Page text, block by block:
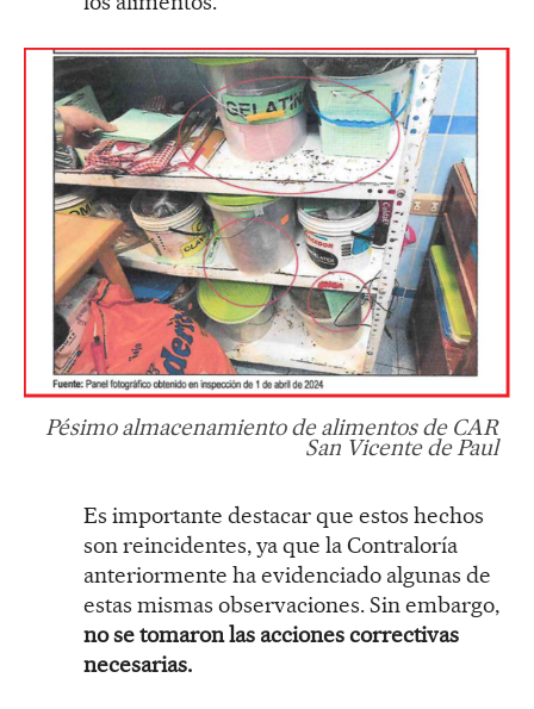
Pésimo almacenamiento de alimentos de CAR
San Vicente de Paul
Es importante destacar que estos hechos
son reincidentes, ya que la Contraloría
anteriormente ha evidenciado algunas de
estas mismas observaciones. Sin embargo,
no se tomaron las acciones correctivas
necesarias.